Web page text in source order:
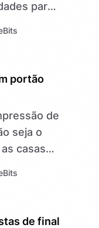
para
portão
de
seja o
casas
de final